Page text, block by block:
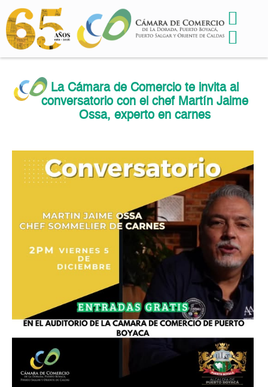
La Cámara de Comercio te invita al
conversatorio con el chef Martín Jaime
Ossa, experto en carnes